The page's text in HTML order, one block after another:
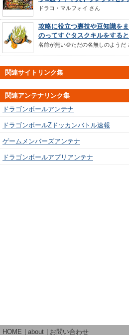
ドラコ・マルフォイ さん
攻略に役立つ裏技や豆知識を
のってすぐタスクキルをする
名前が無い＠ただの名無しのようだ
関連サイトリンク集
関連アンテナリンク集
ドラゴンボールアンテナ
ドラゴンボールZドッカンバトル速報
ゲームメンバーズアンテナ
ドラゴンボールアプリアンテナ
HOME about お問い合わせ